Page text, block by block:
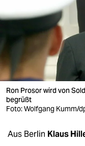
berlin
nord
wahrheit
verlag
verlag
shop
Ron Prosor wird von
begrüßt
Foto: Wolfgang Kumm/
Aus Berlin Klaus